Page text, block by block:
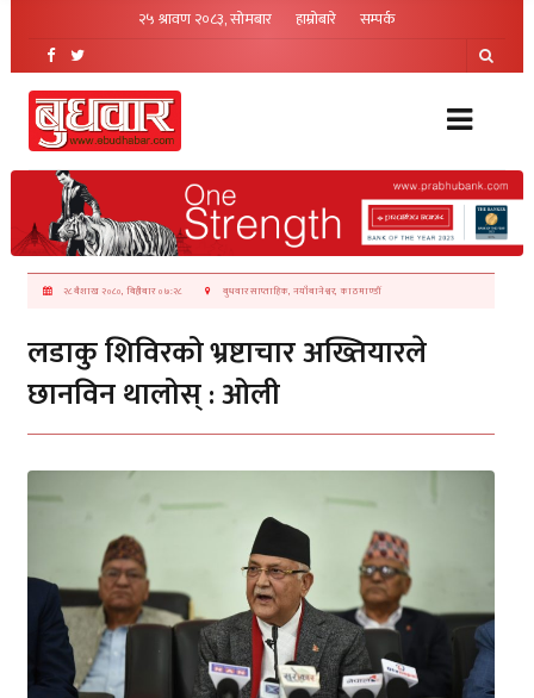
२५ श्रावण २०८३, सोमबार हाम्रोबारे सम्पर्क
२८ बैशाख २०८०, बिहीबार ०७:२८ बुधवार साप्ताहिक, नयाँबानेश्वर, काठमाण्डौं
लडाकु शिविरको भ्रष्टाचार अख्तियारले
छानविन थालोस् : ओली